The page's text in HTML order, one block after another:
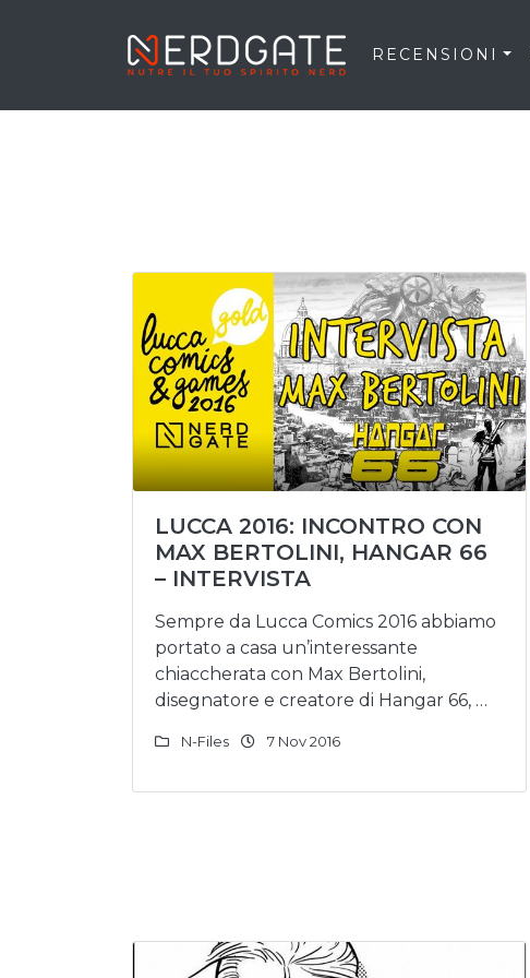
RECENSIONI
LUCCA 2016: INCONTRO CON
MAX BERTOLINI, HANGAR 66
– INTERVISTA
Sempre da Lucca Comics 2016 abbiamo
portato a casa un’interessante
chiaccherata con Max Bertolini,
disegnatore e creatore di Hangar 66, …
N-Files 7 Nov 2016